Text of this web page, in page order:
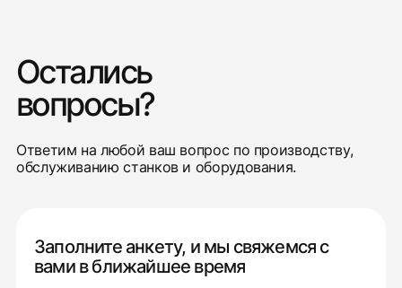
Остались
вопросы?
Ответим на любой ваш вопрос по производству,
обслуживанию станков и оборудования.
Заполните анкету, и мы свяжемся с
вами в ближайшее время